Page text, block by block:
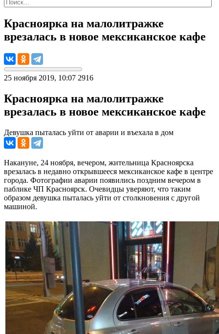
Красноярка на малолитражке
врезалась в новое мексиканское кафе
25 ноября 2019, 10:07 2916
Красноярка на малолитражке
врезалась в новое мексиканское кафе
Девушка пыталась уйти от аварии и въехала в дом
Накануне, 24 ноября, вечером, жительница Красноярска
врезалась в недавно открывшееся мексиканское кафе в центре
города. Фотографии аварии появились поздним вечером в
паблике ЧП Красноярск. Очевидцы уверяют, что таким
образом девушка пыталась уйти от столкновения с другой
машиной.